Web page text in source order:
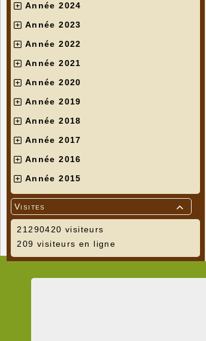
Année 2024
Année 2023
Année 2022
Année 2021
Année 2020
Année 2019
Année 2018
Année 2017
Année 2016
Année 2015

Visites
21290420 visiteurs
209 visiteurs en ligne